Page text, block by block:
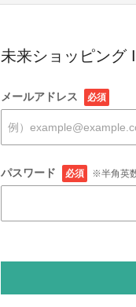
未来ショッピング
メールアドレス 必須
パスワード 必須 ※半角英